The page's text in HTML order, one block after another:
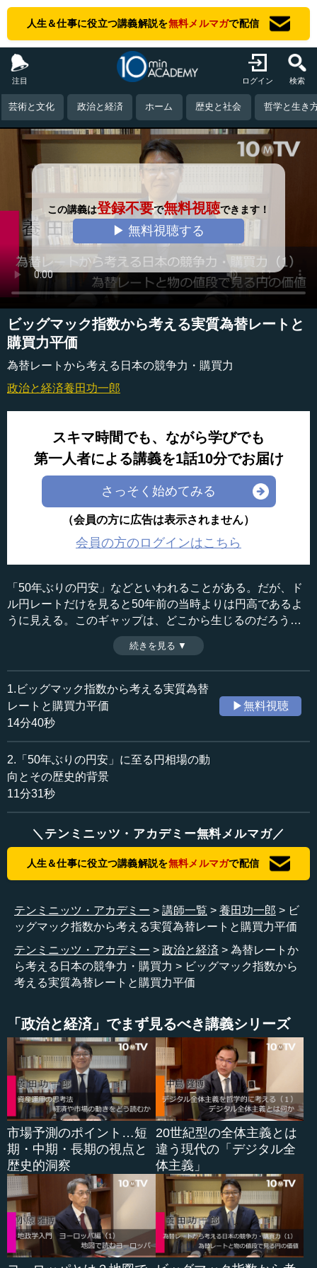
人生＆仕事に役立つ講義解説を無料メルマガで配信
注目 ログイン 検索
芸術と文化 政治と経済 ホーム 歴史と社会 哲学と生き
この講義は登録不要で無料視聴できます！
▶ 無料視聴する
ビッグマック指数から考える実質為替レートと
購買力平価
為替レートから考える日本の競争力・購買力
政治と経済養田功一郎
スキマ時間でも、ながら学びでも
第一人者による講義を1話10分でお届け
さっそく始めてみる
（会員の方に広告は表示されません）
会員の方のログインはこちら
「50年ぶりの円安」などといわれることがある。だが、ド
ル円レートだけを見ると50年前の当時よりは円高であるよ
うに見える。このギャップは、どこから生じるのだろう
か。為替相場を正しく理解するには「実質為替レート」や
「購買力平価」といった用語を理解し、為替レートと物の
値段の双方から分析する必要がある。今回は、それらの用
語を解説しつつ、ビッグマックの価格（ビッグマック指
数）なども例に取り上げ、為替についていかに理解するべ
きかを、分かりやすく解説していく。（全2話中第1話）
収録日：2023年7月19日
追加日：2023年9月13日
カテゴリー：
金融・経済
≪全文≫
●為替相場の動向を正しく理解するための用語
皆様、こんにちは。養田でございます。
今回は、１ドル140円などで実際に取引されている名目為
替レート、実質為替レート、購買力平価など、さまざまな
種類の為替レートの為替水準をあらわす指数などから、円
の価値や日本の競争力、購買力がどう変化しているのかを
こちらのページをご覧ください。皆様は、報道等で「50
年ぶりの円安」という言葉を聞いたことがあると思いま
す。2022年あたりから耳にする機会が増えました。しか
し、50年前のドル円レートは1ドル300円程度です。（収録
度ですから、50年前に比べれば十分円高ではないかと思う
かもしれません。
また、このような話の際には、「実質為替レート」ある
いは「購買力平価」などの言葉も出てきます。何気なく使
われている言葉ですが、これらはどんな意味を持つのでし
ょうか。そして、これらの概念と実際の為替レートを比べ
ることにどんな意味があるのでしょうか。
本日は、これらの論点に対する解説、検証を行いつつ、
改めて円の価値、日本の競争力、購買力について考えてい
きたいと思います。
●為替レートと物の値段を見ることで「円の価値」を
測る
続きを見る ▼
1.ビッグマック指数から考える実質為替
レートと購買力平価
14分40秒
▶無料視聴
2.「50年ぶりの円安」に至る円相場の動
向とその歴史的背景
11分31秒
＼テンミニッツ・アカデミー無料メルマガ／
人生＆仕事に役立つ講義解説を無料メルマガで配信
テンミニッツ・アカデミー 講師一覧 養田功一郎
ビ
ッグマック指数から考える実質為替レートと購買力平価
テンミニッツ・アカデミー
政治と経済
為替レートか
ら考える日本の競争力・購買力
ビッグマック指数から
考える実質為替レートと購買力平価
「政治と経済」でまず見るべき講義シリーズ
市場予測のポイント…短
期・中期・長期の視点と
歴史的洞察
20世紀型の全体主義とは
違う現代の「デジタル全
体主義」